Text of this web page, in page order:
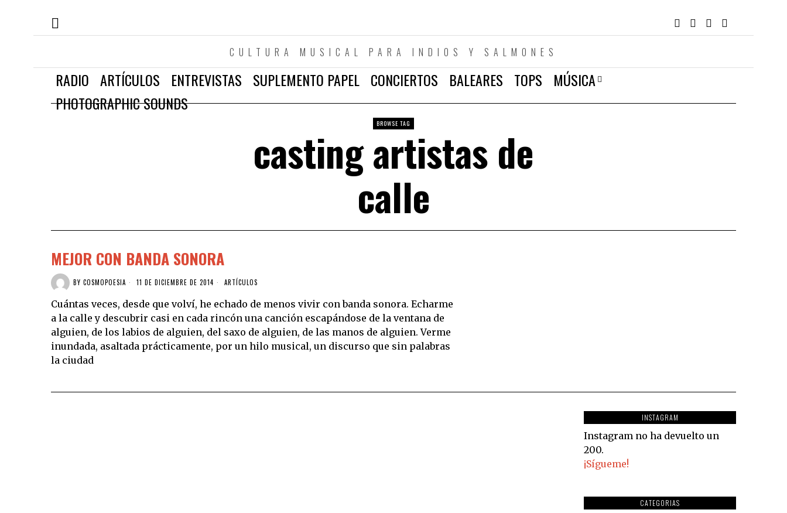
CULTURA MUSICAL PARA INDIOS Y SALMONES
RADIO ARTÍCULOS ENTREVISTAS SUPLEMENTO PAPEL CONCIERTOS BALEARES TOPS
MÚSICA
PHOTOGRAPHIC SOUNDS
BROWSE TAG
casting artistas de
calle
MEJOR CON BANDA SONORA
BY COSMOPOESIA 11 DE DICIEMBRE DE 2014 ARTÍCULOS
Cuántas veces, desde que volví, he echado de menos vivir con banda sonora. Echarme
a la calle y descubrir casi en cada rincón una canción escapándose de la ventana de
alguien, de los labios de alguien, del saxo de alguien, de las manos de alguien. Verme
inundada, asaltada prácticamente, por un hilo musical, un discurso que sin palabras
la ciudad
INSTAGRAM
Instagram no ha devuelto un
200.
¡Sígueme!
CATEGORIAS